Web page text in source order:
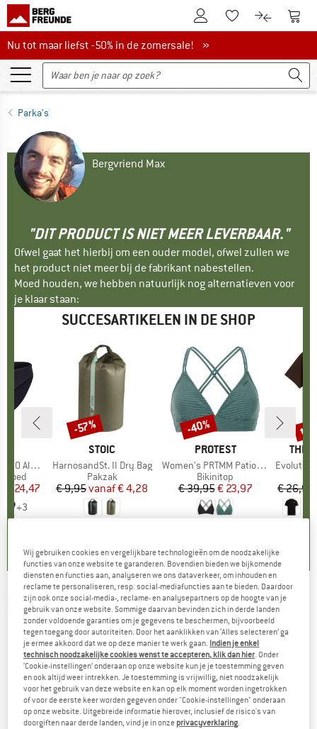
De klantenaccount
Naar deNaar de
Nu tot maar liefst -50% in de zomersale!
Nu tot maar liefst -50% in de zomersale! »
Parka's
Bergvriend Max
"DIT PRODUCT IS NIET MEER LEVERBAAR."
Ofwel gaat het hierbij om een ouder model, ofwel zullen we
het product niet meer bij de fabrikant nabestellen.
Moed houden, we hebben natuurlijk nog alternatieven voor
je klaar staan:
SUCCESARTIKELEN IN DE SHOP
Brief
prijs
€ 24,47
+3
MERK
STOIC
Artikel
HarnosandSt. II Dry Bag
Productgroep
Pakzak
Prijs
€ 9,95 Verlaagde prijs
vanaf€ 4,28
Korting
-57%
MERK
PROTEST
Artikel
Women's PRTMM Patio Triangle
Productgroep
Bikinitop
Prijs
€ 39,95Verlaagde prijs
€ 23,97
Korting
-40%
MERK
THE
Artikel
Evolution
€ 26,95
tot
HOLUBAR -Boulder Ventile - Parka
(0)
Wij gebruiken cookies en vergelijkbare technologieën om de noodzakelijke
functies van onze website te garanderen. Bovendien bieden we bijkomende
diensten en functies aan, analyseren we ons dataverkeer, om inhouden en
reclame te personaliseren, resp. social-mediafuncties aan te bieden. Daardoor
zijn ook onze social-media-, reclame- en analysepartners op de hoogte van je
gebruik van onze website. Sommige daarvan bevinden zich in derde landen
zonder voldoende garanties om je gegevens te beschermen, bijvoorbeeld
tegen toegang door autoriteiten. Door het aanklikken van ‘Alles selecteren’ ga
je ermee akkoord dat we op deze manier te werk gaan. Indien je enkel
technisch noodzakelijke cookies wenst te accepteren, klik dan hier. Onder
‘Cookie-instellingen’ onderaan op onze website kun je je toestemming geven
en ook altijd weer intrekken. Je toestemming is vrijwillig, niet noodzakelijk
voor het gebruik van deze website en kan op elk moment worden ingetrokken
of voor de eerste keer worden gegeven onder "Cookie-instellingen" onderaan
op onze website. Uitgebreide informatie hierover, inclusief de risico's van
doorgiften naar derde landen, vind je in onze privacyverklaring.